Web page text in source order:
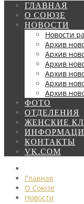
ГЛАВНАЯ
О СОЮЗЕ
НОВОСТИ
Новости
Архив
Архив
Архив
Архив
Архив
Архив
ФОТО
ОТДЕЛЕНИЯ
ЖЕНСКИЕ
КОНТАКТЫ
VK.COM
Главная
О Союзе
Новости